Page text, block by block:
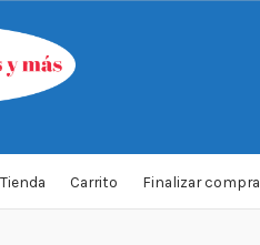
Tienda Carrito Finalizar compra